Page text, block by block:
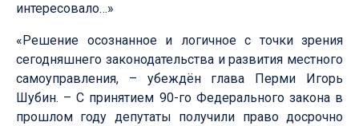
интересовало…»
«Решение осознанное и логичное с точки зрения
сегодняшнего законодательства и развития местного
самоуправления, – убеждён глава Перми Игорь
Шубин. – С принятием 90-го Федерального закона в
прошлом году депутаты получили право досрочно